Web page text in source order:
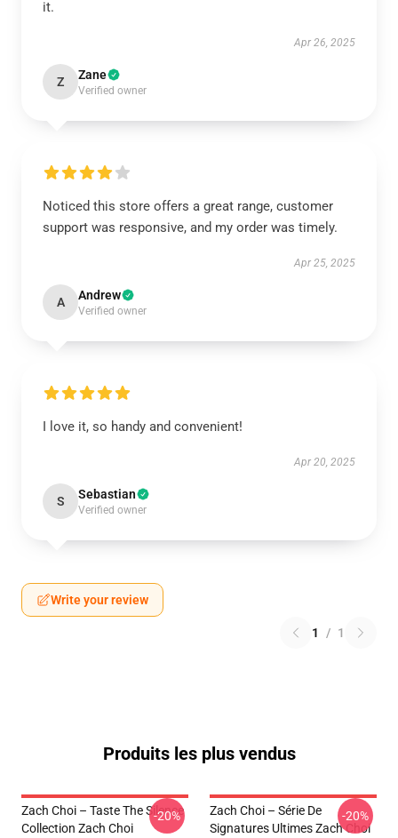
it.
Apr 26, 2025
Z Zane
Verified owner
Noticed this store offers a great range, customer
support was responsive, and my order was timely.
Apr 25, 2025
A Andrew
Verified owner
I love it, so handy and convenient!
Apr 20, 2025
S Sebastian
Verified owner
Write your review
1 / 1
Produits les plus vendus
Zach Choi – Taste The Silence
Collection Zach Choi
-20%
Zach Choi – Série De
Signatures Ultimes Zach Choi
-20%